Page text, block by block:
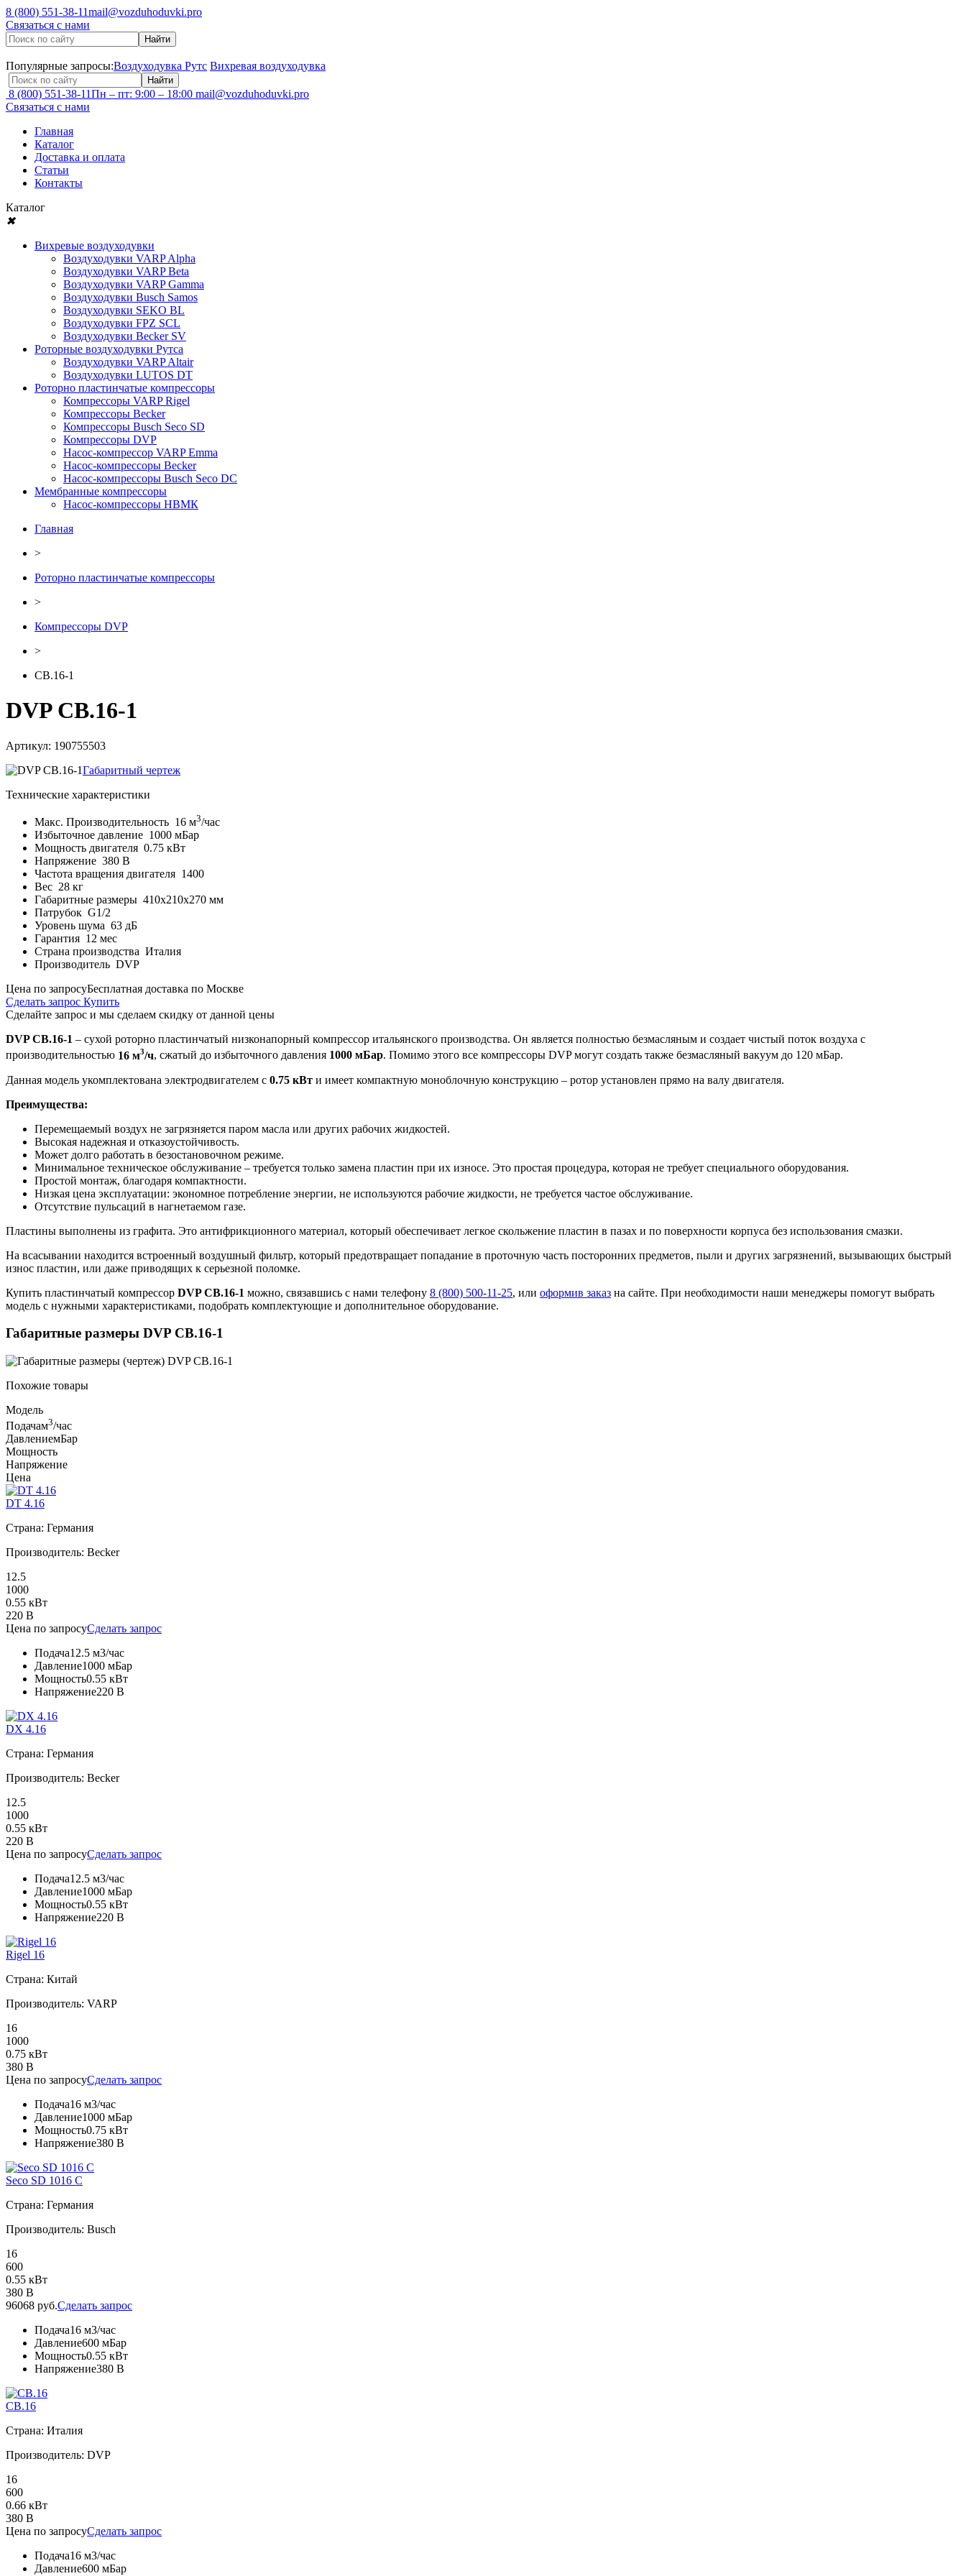
8 (800) 551-38-11mail@vozduhoduvki.pro
Связаться с нами
Популярные запросы:Воздуходувка Рутс Вихревая воздуходувка
8 (800) 551-38-11Пн – пт: 9:00 – 18:00 mail@vozduhoduvki.pro
Связаться с нами
Главная
Каталог
Доставка и оплата
Статьи
Контакты
Каталог
✖
Вихревые воздуходувки
Воздуходувки VARP Alpha
Воздуходувки VARP Beta
Воздуходувки VARP Gamma
Воздуходувки Busch Samos
Воздуходувки SEKO BL
Воздуходувки FPZ SCL
Воздуходувки Becker SV
Роторные воздуходувки Рутса
Воздуходувки VARP Altair
Воздуходувки LUTOS DT
Роторно пластинчатые компрессоры
Компрессоры VARP Rigel
Компрессоры Becker
Компрессоры Busch Seco SD
Компрессоры DVP
Насос-компрессор VARP Emma
Насос-компрессоры Becker
Насос-компрессоры Busch Seco DC
Мембранные компрессоры
Насос-компрессоры НВМК
Главная
>
Роторно пластинчатые компрессоры
>
Компрессоры DVP
>
CB.16-1
DVP CB.16-1
Артикул: 190755503
Габаритный чертеж
Технические характеристики
Макс. Производительность 16 м3/час
Избыточное давление 1000 мБар
Мощность двигателя 0.75 кВт
Напряжение 380 В
Частота вращения двигателя 1400
Вес 28 кг
Габаритные размеры 410x210x270 мм
Патрубок G1/2
Уровень шума 63 дБ
Гарантия 12 мес
Страна производства Италия
Производитель DVP
Цена по запросуБесплатная доставка по Москве
Сделать запрос Купить
Сделайте запрос и мы сделаем скидку от данной цены
DVP CB.16-1 – сухой роторно пластинчатый низконапорный компрессор итальянского производства. Он является полностью безмасляным и создает чистый поток воздуха с
производительностью 16 м3/ч, сжатый до избыточного давления 1000 мБар. Помимо этого все компрессоры DVP могут создать также безмасляный вакуум до 120 мБар.
Данная модель укомплектована электродвигателем с 0.75 кВт и имеет компактную моноблочную конструкцию – ротор установлен прямо на валу двигателя.
Преимущества:
Перемещаемый воздух не загрязняется паром масла или других рабочих жидкостей.
Высокая надежная и отказоустойчивость.
Может долго работать в безостановочном режиме.
Минимальное техническое обслуживание – требуется только замена пластин при их износе. Это простая процедура, которая не требует специального оборудования.
Простой монтаж, благодаря компактности.
Низкая цена эксплуатации: экономное потребление энергии, не используются рабочие жидкости, не требуется частое обслуживание.
Отсутствие пульсаций в нагнетаемом газе.
Пластины выполнены из графита. Это антифрикционного материал, который обеспечивает легкое скольжение пластин в пазах и по поверхности корпуса без использования смазки.
На всасывании находится встроенный воздушный фильтр, который предотвращает попадание в проточную часть посторонних предметов, пыли и других загрязнений, вызывающих быстрый
износ пластин, или даже приводящих к серьезной поломке.
Купить пластинчатый компрессор DVP CB.16-1 можно, связавшись с нами телефону 8 (800) 500-11-25, или оформив заказ на сайте. При необходимости наши менеджеры помогут выбрать
модель с нужными характеристиками, подобрать комплектующие и дополнительное оборудование.
Габаритные размеры DVP CB.16-1
Похожие товары
Модель
Подачам3/час
ДавлениемБар
Мощность
Напряжение
Цена
DT 4.16
Страна: Германия
Производитель: Becker
12.5
1000
0.55 кВт
220 В
Цена по запросуСделать запрос
Подача12.5 м3/час
Давление1000 мБар
Мощность0.55 кВт
Напряжение220 В
DX 4.16
Страна: Германия
Производитель: Becker
12.5
1000
0.55 кВт
220 В
Цена по запросуСделать запрос
Подача12.5 м3/час
Давление1000 мБар
Мощность0.55 кВт
Напряжение220 В
Rigel 16
Страна: Китай
Производитель: VARP
16
1000
0.75 кВт
380 В
Цена по запросуСделать запрос
Подача16 м3/час
Давление1000 мБар
Мощность0.75 кВт
Напряжение380 В
Seco SD 1016 C
Страна: Германия
Производитель: Busch
16
600
0.55 кВт
380 В
96068 руб.Сделать запрос
Подача16 м3/час
Давление600 мБар
Мощность0.55 кВт
Напряжение380 В
CB.16
Страна: Италия
Производитель: DVP
16
600
0.66 кВт
380 В
Цена по запросуСделать запрос
Подача16 м3/час
Давление600 мБар